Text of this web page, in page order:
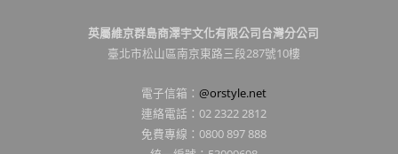
英屬維京群島商澤宇文化有限公司台灣分公司
臺北市松山區南京東路三段287號10樓
電子信箱： @orstyle.net
連絡電話：02 2322 2812
免費專線：0800 897 888